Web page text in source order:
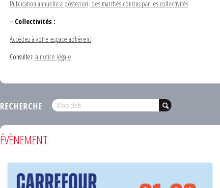
Publication annuelle a posteriori, des marchés conclus par les collectivités
– Collectivités :
Accédez à votre espace adhérent
Consultez la notice légale
RECHERCHE
ÉVÈNEMENT